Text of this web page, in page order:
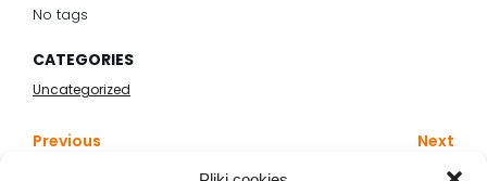
No tags
CATEGORIES
Uncategorized
Previous Next